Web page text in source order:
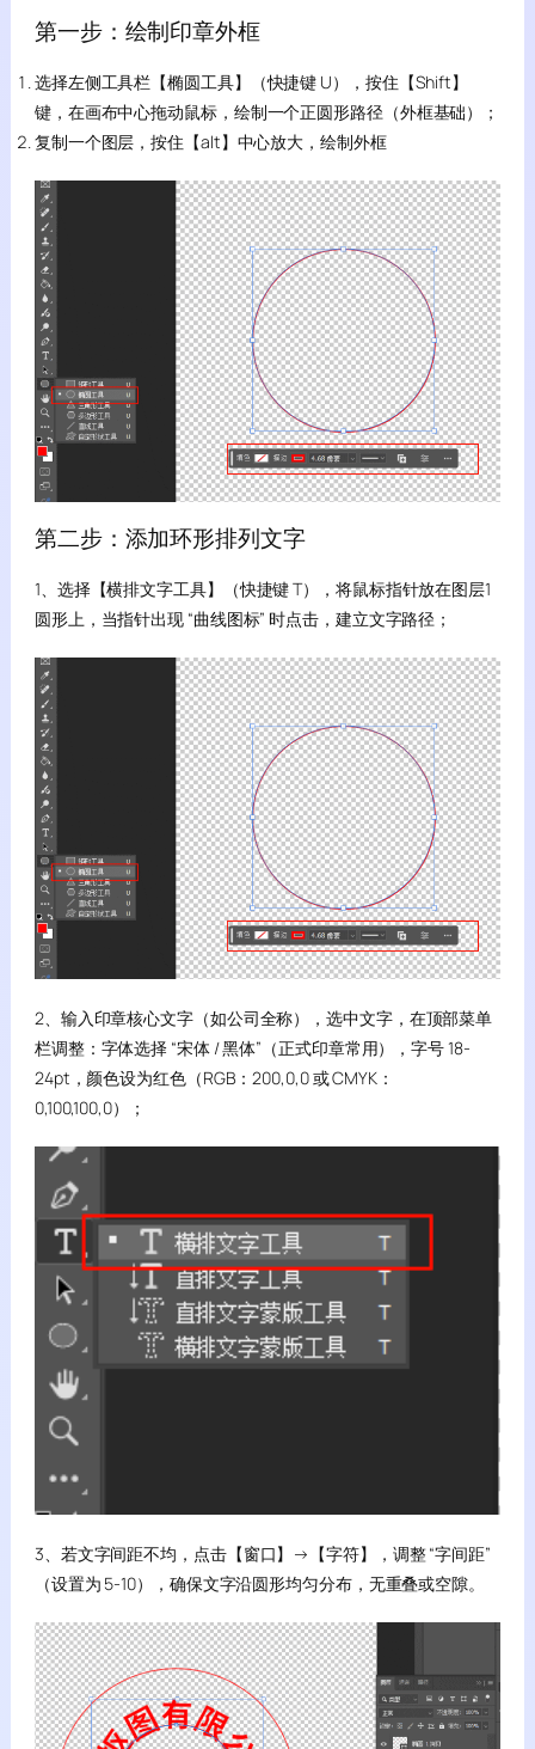
第一步：绘制印章外框
选择左侧工具栏【椭圆工具】（快捷键 U），按住【Shift】
键，在画布中心拖动鼠标，绘制一个正圆形路径（外框基础）；
复制一个图层，按住【alt】中心放大，绘制外框
第二步：添加环形排列文字
1、选择【横排文字工具】（快捷键 T），将鼠标指针放在图层1
圆形上，当指针出现 “曲线图标” 时点击，建立文字路径；
2、输入印章核心文字（如公司全称），选中文字，在顶部菜单
栏调整：字体选择 “宋体 / 黑体”（正式印章常用），字号 18-
24pt，颜色设为红色（RGB：200,0,0 或 CMYK：
0,100,100,0）；
3、若文字间距不均，点击【窗口】→【字符】，调整 “字间距”
（设置为 5-10），确保文字沿圆形均匀分布，无重叠或空隙。